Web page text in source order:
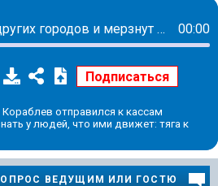
Приезжают из других городов и мерзнут по 13 часов: люди рассказали, зачем стоят в очереди на «Щелкунчик» 00:00
отправился к кассам
у людей, что ими движет: тяга к
ВЕДУЩИМ ИЛИ ГОСТЮ